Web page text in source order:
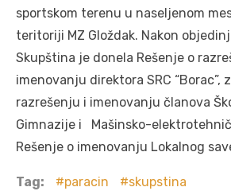
sportskom terenu u naseljenom
teritoriji MZ Gloždak. Nakon
Skupština je donela Rešenje o
imenovanju direktora SRC “Borac”,
razrešenju i imenovanju članova
Gimnazije i Mašinsko-
Rešenje o imenovanju Lokalnog
Tag: paracin skupstina